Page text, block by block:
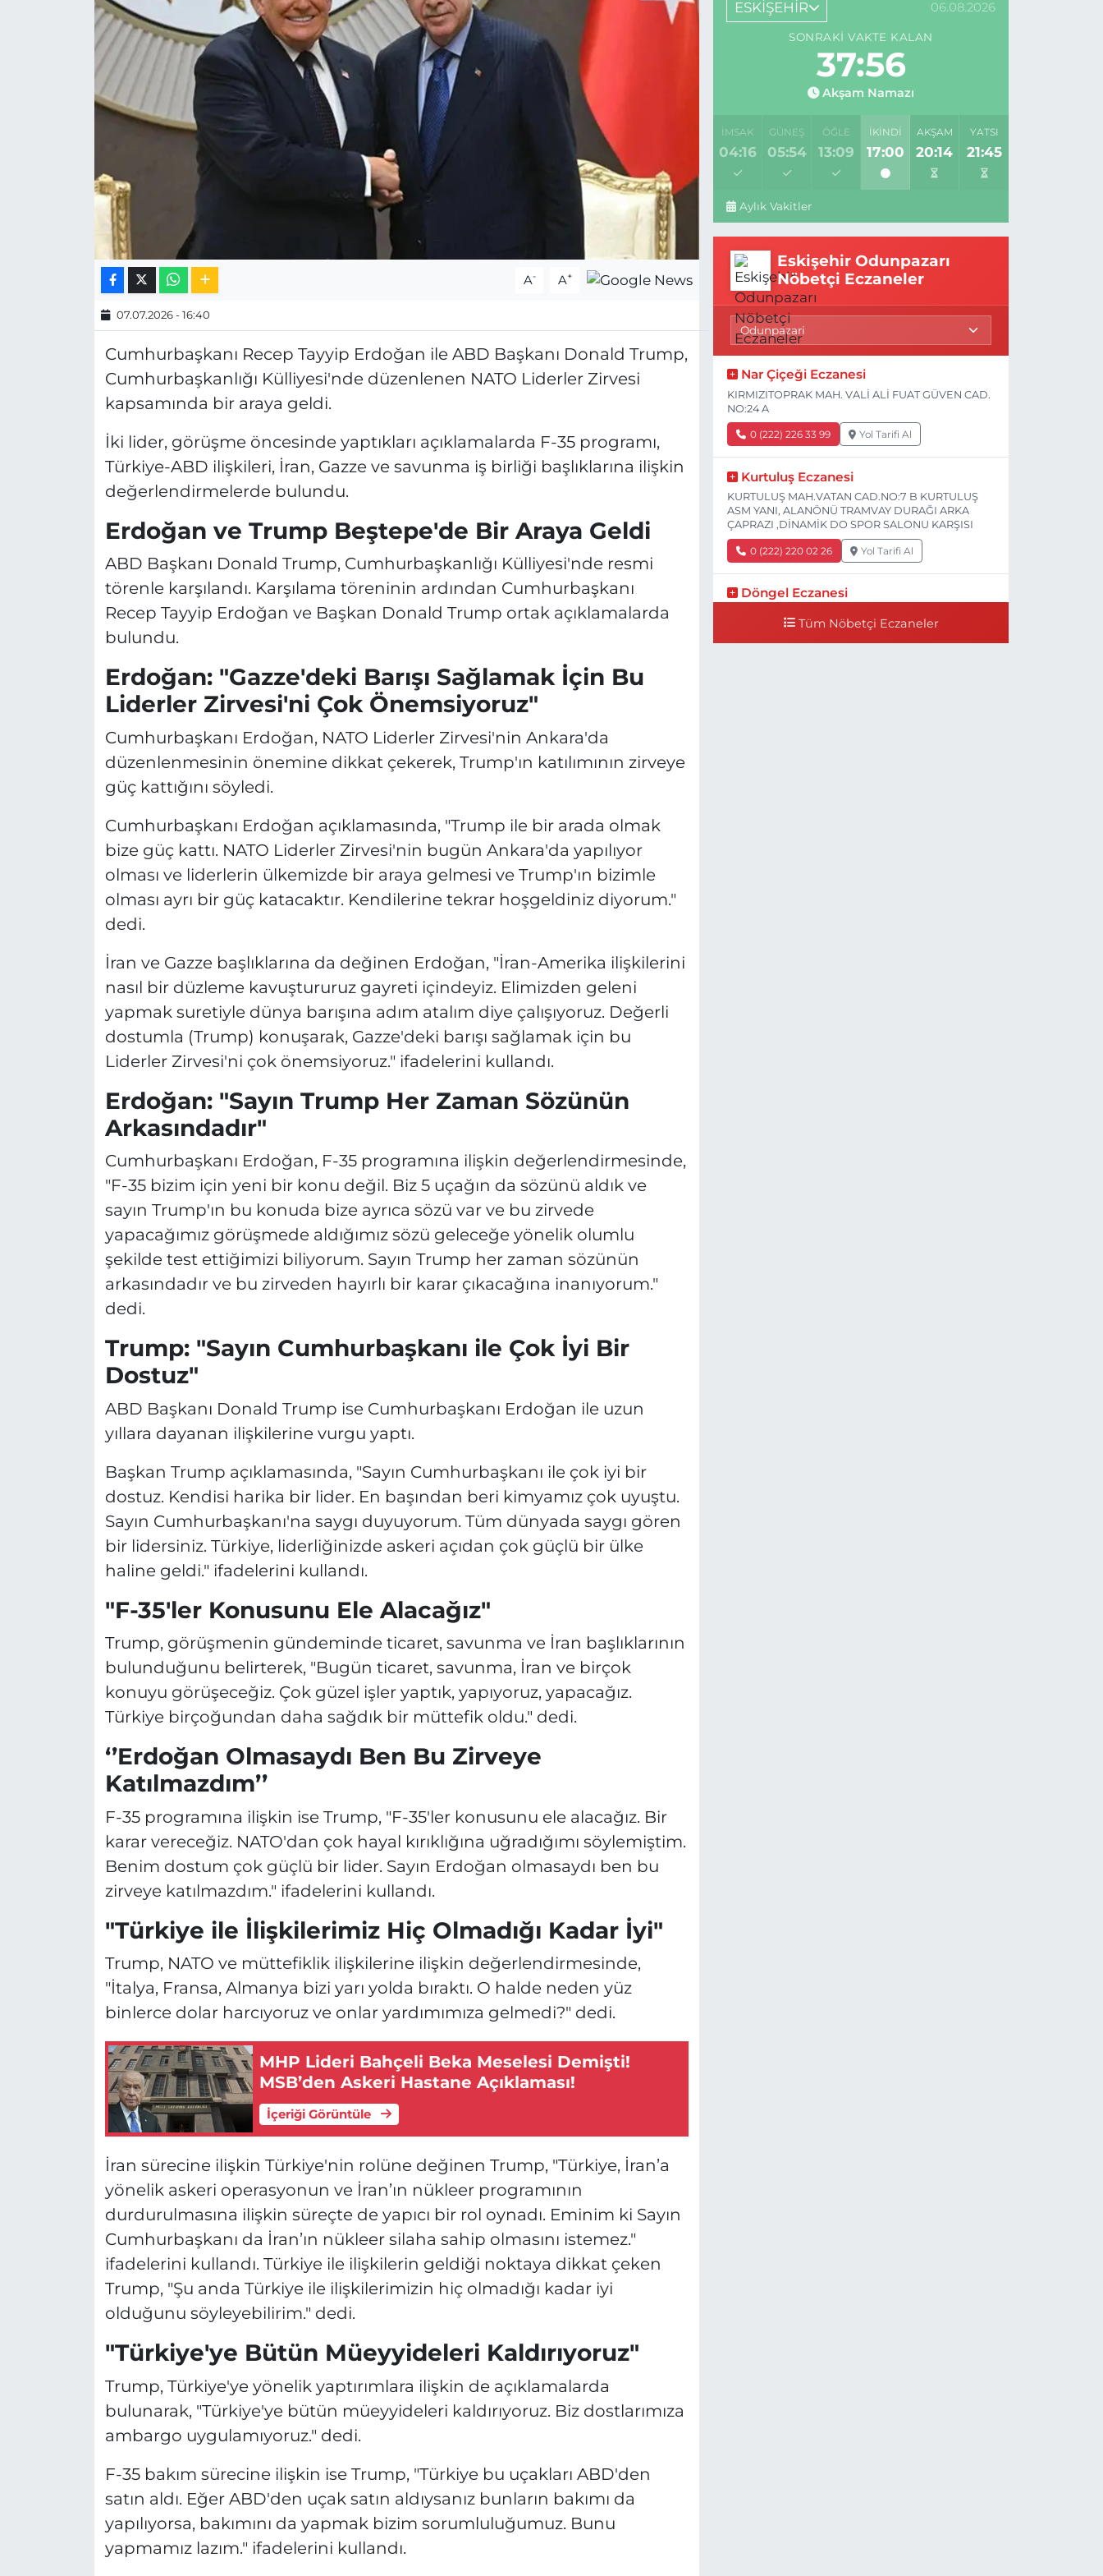
A- A+
07.07.2026 - 16:40
Cumhurbaşkanı Recep Tayyip Erdoğan ile ABD Başkanı Donald Trump,
Cumhurbaşkanlığı Külliyesi'nde düzenlenen NATO Liderler Zirvesi
kapsamında bir araya geldi.
İki lider, görüşme öncesinde yaptıkları açıklamalarda F-35 programı,
Türkiye-ABD ilişkileri, İran, Gazze ve savunma iş birliği başlıklarına ilişkin
değerlendirmelerde bulundu.
Erdoğan ve Trump Beştepe'de Bir Araya Geldi
ABD Başkanı Donald Trump, Cumhurbaşkanlığı Külliyesi'nde resmi
törenle karşılandı. Karşılama töreninin ardından Cumhurbaşkanı
Recep Tayyip Erdoğan ve Başkan Donald Trump ortak açıklamalarda
bulundu.
Erdoğan: "Gazze'deki Barışı Sağlamak İçin Bu
Liderler Zirvesi'ni Çok Önemsiyoruz"
Cumhurbaşkanı Erdoğan, NATO Liderler Zirvesi'nin Ankara'da
düzenlenmesinin önemine dikkat çekerek, Trump'ın katılımının zirveye
güç kattığını söyledi.
Cumhurbaşkanı Erdoğan açıklamasında, "Trump ile bir arada olmak
bize güç kattı. NATO Liderler Zirvesi'nin bugün Ankara'da yapılıyor
olması ve liderlerin ülkemizde bir araya gelmesi ve Trump'ın bizimle
olması ayrı bir güç katacaktır. Kendilerine tekrar hoşgeldiniz diyorum."
dedi.
İran ve Gazze başlıklarına da değinen Erdoğan, "İran-Amerika ilişkilerini
nasıl bir düzleme kavuştururuz gayreti içindeyiz. Elimizden geleni
yapmak suretiyle dünya barışına adım atalım diye çalışıyoruz. Değerli
dostumla (Trump) konuşarak, Gazze'deki barışı sağlamak için bu
Liderler Zirvesi'ni çok önemsiyoruz." ifadelerini kullandı.
Erdoğan: "Sayın Trump Her Zaman Sözünün
Arkasındadır"
Cumhurbaşkanı Erdoğan, F-35 programına ilişkin değerlendirmesinde,
"F-35 bizim için yeni bir konu değil. Biz 5 uçağın da sözünü aldık ve
sayın Trump'ın bu konuda bize ayrıca sözü var ve bu zirvede
yapacağımız görüşmede aldığımız sözü geleceğe yönelik olumlu
şekilde test ettiğimizi biliyorum. Sayın Trump her zaman sözünün
arkasındadır ve bu zirveden hayırlı bir karar çıkacağına inanıyorum."
dedi.
Trump: "Sayın Cumhurbaşkanı ile Çok İyi Bir
Dostuz"
ABD Başkanı Donald Trump ise Cumhurbaşkanı Erdoğan ile uzun
yıllara dayanan ilişkilerine vurgu yaptı.
Başkan Trump açıklamasında, "Sayın Cumhurbaşkanı ile çok iyi bir
dostuz. Kendisi harika bir lider. En başından beri kimyamız çok uyuştu.
Sayın Cumhurbaşkanı'na saygı duyuyorum. Tüm dünyada saygı gören
bir lidersiniz. Türkiye, liderliğinizde askeri açıdan çok güçlü bir ülke
haline geldi." ifadelerini kullandı.
"F-35'ler Konusunu Ele Alacağız"
Trump, görüşmenin gündeminde ticaret, savunma ve İran başlıklarının
bulunduğunu belirterek, "Bugün ticaret, savunma, İran ve birçok
konuyu görüşeceğiz. Çok güzel işler yaptık, yapıyoruz, yapacağız.
Türkiye birçoğundan daha sağdık bir müttefik oldu." dedi.
‘’Erdoğan Olmasaydı Ben Bu Zirveye
Katılmazdım’’
F-35 programına ilişkin ise Trump, "F-35'ler konusunu ele alacağız. Bir
karar vereceğiz. NATO'dan çok hayal kırıklığına uğradığımı söylemiştim.
Benim dostum çok güçlü bir lider. Sayın Erdoğan olmasaydı ben bu
zirveye katılmazdım." ifadelerini kullandı.
"Türkiye ile İlişkilerimiz Hiç Olmadığı Kadar İyi"
Trump, NATO ve müttefiklik ilişkilerine ilişkin değerlendirmesinde,
"İtalya, Fransa, Almanya bizi yarı yolda bıraktı. O halde neden yüz
binlerce dolar harcıyoruz ve onlar yardımımıza gelmedi?" dedi.
MHP Lideri Bahçeli Beka Meselesi Demişti!
MSB’den Askeri Hastane Açıklaması!
İçeriği Görüntüle
İran sürecine ilişkin Türkiye'nin rolüne değinen Trump, "Türkiye, İran’a
yönelik askeri operasyonun ve İran’ın nükleer programının
durdurulmasına ilişkin süreçte de yapıcı bir rol oynadı. Eminim ki Sayın
Cumhurbaşkanı da İran’ın nükleer silaha sahip olmasını istemez."
ifadelerini kullandı. Türkiye ile ilişkilerin geldiği noktaya dikkat çeken
Trump, "Şu anda Türkiye ile ilişkilerimizin hiç olmadığı kadar iyi
olduğunu söyleyebilirim." dedi.
"Türkiye'ye Bütün Müeyyideleri Kaldırıyoruz"
Trump, Türkiye'ye yönelik yaptırımlara ilişkin de açıklamalarda
bulunarak, "Türkiye'ye bütün müeyyideleri kaldırıyoruz. Biz dostlarımıza
ambargo uygulamıyoruz." dedi.
F-35 bakım sürecine ilişkin ise Trump, "Türkiye bu uçakları ABD'den
satın aldı. Eğer ABD'den uçak satın aldıysanız bunların bakımı da
yapılıyorsa, bakımını da yapmak bizim sorumluluğumuz. Bunu
yapmamız lazım." ifadelerini kullandı.
ESKİŞEHİR 06.08.2026
SONRAKI VAKTE KALAN
37:55
Akşam Namazı
İMSAK
04:16
GÜNEŞ
05:54
ÖĞLE
13:09
İKINDI
17:00
AKŞAM
20:14
YATSI
21:45
Aylık Vakitler
Eskişehir Odunpazarı
Nöbetçi Eczaneler
Nar Çiçeği Eczanesi
KIRMIZITOPRAK MAH. VALİ ALİ FUAT GÜVEN CAD.
NO:24 A
0 (222) 226 33 99 Yol Tarifi Al
Kurtuluş Eczanesi
KURTULUŞ MAH.VATAN CAD.NO:7 B KURTULUŞ
ASM YANI, ALANÖNÜ TRAMVAY DURAĞI ARKA
ÇAPRAZI ,DİNAMİK DO SPOR SALONU KARŞISI
0 (222) 220 02 26 Yol Tarifi Al
Döngel Eczanesi
300 mt ilerisi bim markete kadar sol tarafı
Tüm Nöbetçi Eczaneler
MAGAZİN
ESKİŞEHİRSPOR